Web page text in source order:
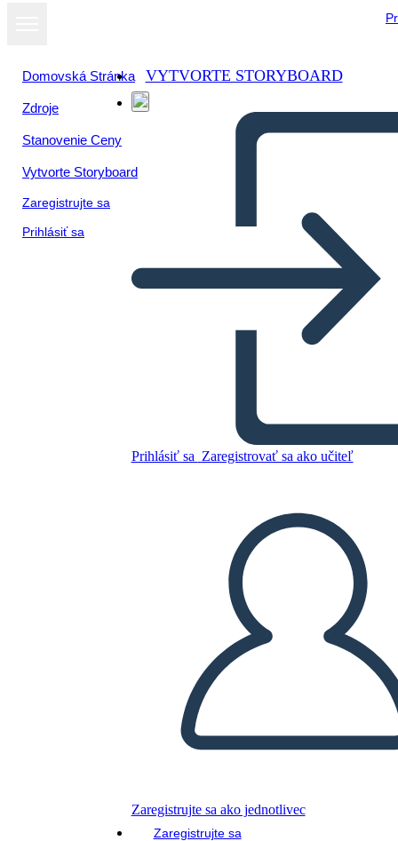
Domovská Stránka
Zdroje
Stanovenie Ceny
Vytvorte Storyboard
Zaregistrujte sa
Prihlásiť sa
VYTVORTE STORYBOARD
Prihlásiť sa Zaregistrovať sa ako učiteľ
Zaregistrujte sa ako jednotlivec
Zaregistrujte sa
Hamilton
VYTVORIŤ STORYBOARD
PREHRAŤ PREZENTÁCIU
ČÍTAJ MI